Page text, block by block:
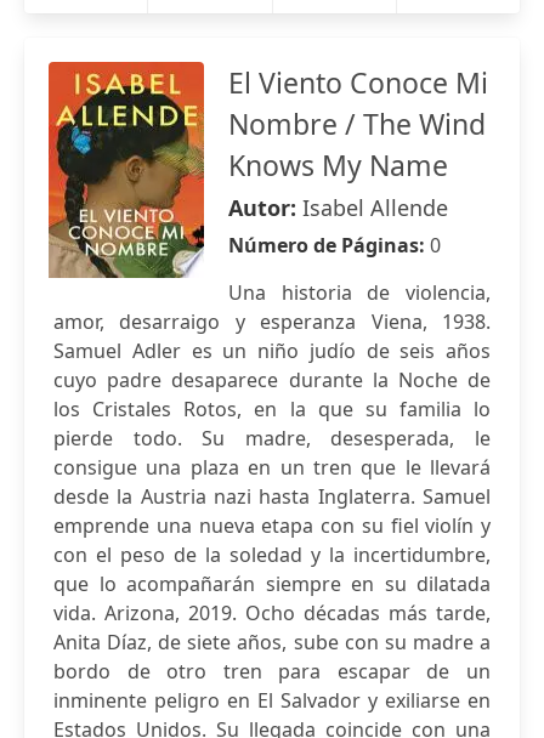
El Viento Conoce Mi
Nombre / The Wind
Knows My Name
Autor: Isabel Allende
Número de Páginas: 0
Una historia de violencia,
amor, desarraigo y esperanza Viena, 1938.
Samuel Adler es un niño judío de seis años
cuyo padre desaparece durante la Noche de
los Cristales Rotos, en la que su familia lo
pierde todo. Su madre, desesperada, le
consigue una plaza en un tren que le llevará
desde la Austria nazi hasta Inglaterra. Samuel
emprende una nueva etapa con su fiel violín y
con el peso de la soledad y la incertidumbre,
que lo acompañarán siempre en su dilatada
vida. Arizona, 2019. Ocho décadas más tarde,
Anita Díaz, de siete años, sube con su madre a
bordo de otro tren para escapar de un
inminente peligro en El Salvador y exiliarse en
Estados Unidos. Su llegada coincide con una